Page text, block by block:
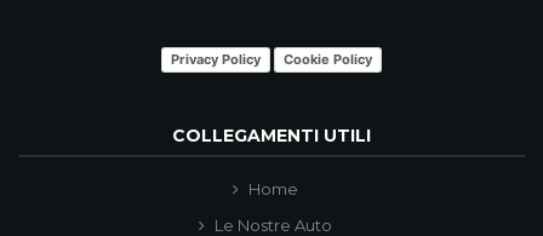
Privacy Policy Cookie Policy
COLLEGAMENTI UTILI
Home
Le Nostre Auto